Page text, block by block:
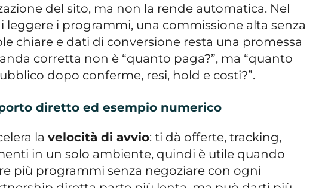
del sito, ma non la rende automatica. Nel
leggere i programmi, una commissione alta senza
chiare e dati di conversione resta una promessa
corretta non è “quanto paga?”, ma “quanto
dopo conferme, resi, hold e costi?”.
diretto ed esempio numerico
lavelocità di avvio: ti dà offerte, tracking,
in un solo ambiente, quindi è utile quando
più programmi senza negoziare con ogni